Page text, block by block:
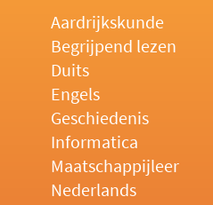
Aardrijkskunde
Begrijpend lezen
Duits
Engels
Geschiedenis
Informatica
Maatschappijleer
Nederlands